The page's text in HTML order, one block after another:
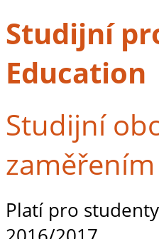
Studijní
Education
Studijní
Platí pro